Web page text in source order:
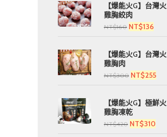
【爆能火G】台灣火
雞胸絞肉
NT$160 NT$136
【爆能火G】台灣火
雞胸肉
NT$300 NT$255
【爆能火G】極鮮火
雞胸凍乾
NT$420 NT$310